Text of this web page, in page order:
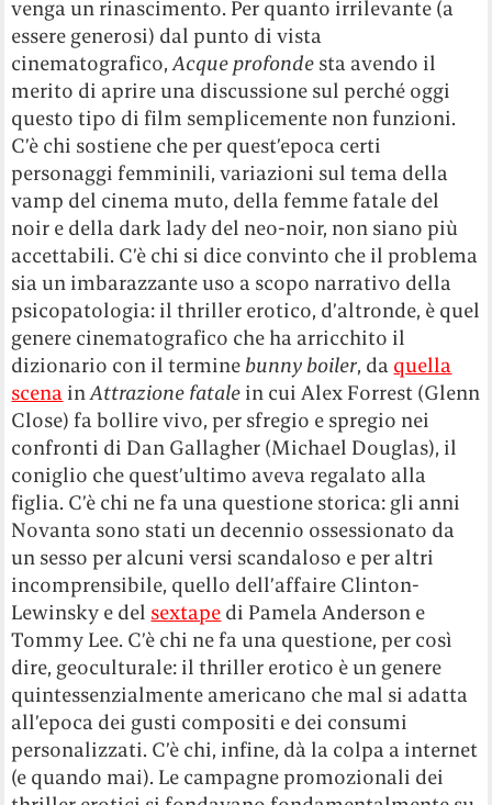
venga un rinascimento. Per quanto irrilevante (a
essere generosi) dal punto di vista
cinematografico,Acque profonde sta avendo il
merito di aprire una discussione sul perché oggi
questo tipo di film semplicemente non funzioni.
C’è chi sostiene che per quest’epoca certi
personaggi femminili, variazioni sul tema della
vamp del cinema muto, della femme fatale del
noir e della dark lady del neo-noir, non siano più
accettabili. C’è chi si dice convinto che il problema
sia un imbarazzante uso a scopo narrativo della
psicopatologia: il thriller erotico, d’altronde, è quel
genere cinematografico che ha arricchito il
dizionario con il terminebunny boiler, da quella
scena inAttrazione fatale in cui Alex Forrest (Glenn
Close) fa bollire vivo, per sfregio e spregio nei
confronti di Dan Gallagher (Michael Douglas), il
coniglio che quest’ultimo aveva regalato alla
figlia. C’è chi ne fa una questione storica: gli anni
Novanta sono stati un decennio ossessionato da
un sesso per alcuni versi scandaloso e per altri
incomprensibile, quello dell’affaire Clinton-
Lewinsky e del sextape di Pamela Anderson e
Tommy Lee. C’è chi ne fa una questione, per così
dire, geoculturale: il thriller erotico è un genere
quintessenzialmente americano che mal si adatta
all’epoca dei gusti compositi e dei consumi
personalizzati. C’è chi, infine, dà la colpa a internet
(e quando mai). Le campagne promozionali dei